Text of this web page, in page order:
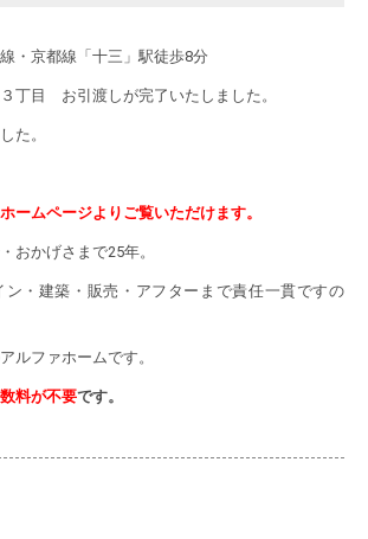
・京都線「十三」駅徒歩8分
丁目 お引渡しが完了いたしました。
た。
ホームページよりご覧いただけます。
おかげさまで25年。
ン・建築・販売・アフターまで責任一貫ですの
ルファホームです。
料が不要です。